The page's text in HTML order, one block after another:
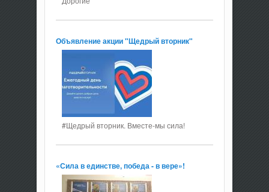
Объявление акции "Щедрый вторник"
#Щедрый вторник. Вместе-мы сила!
«Сила в единстве, победа - в вере»!